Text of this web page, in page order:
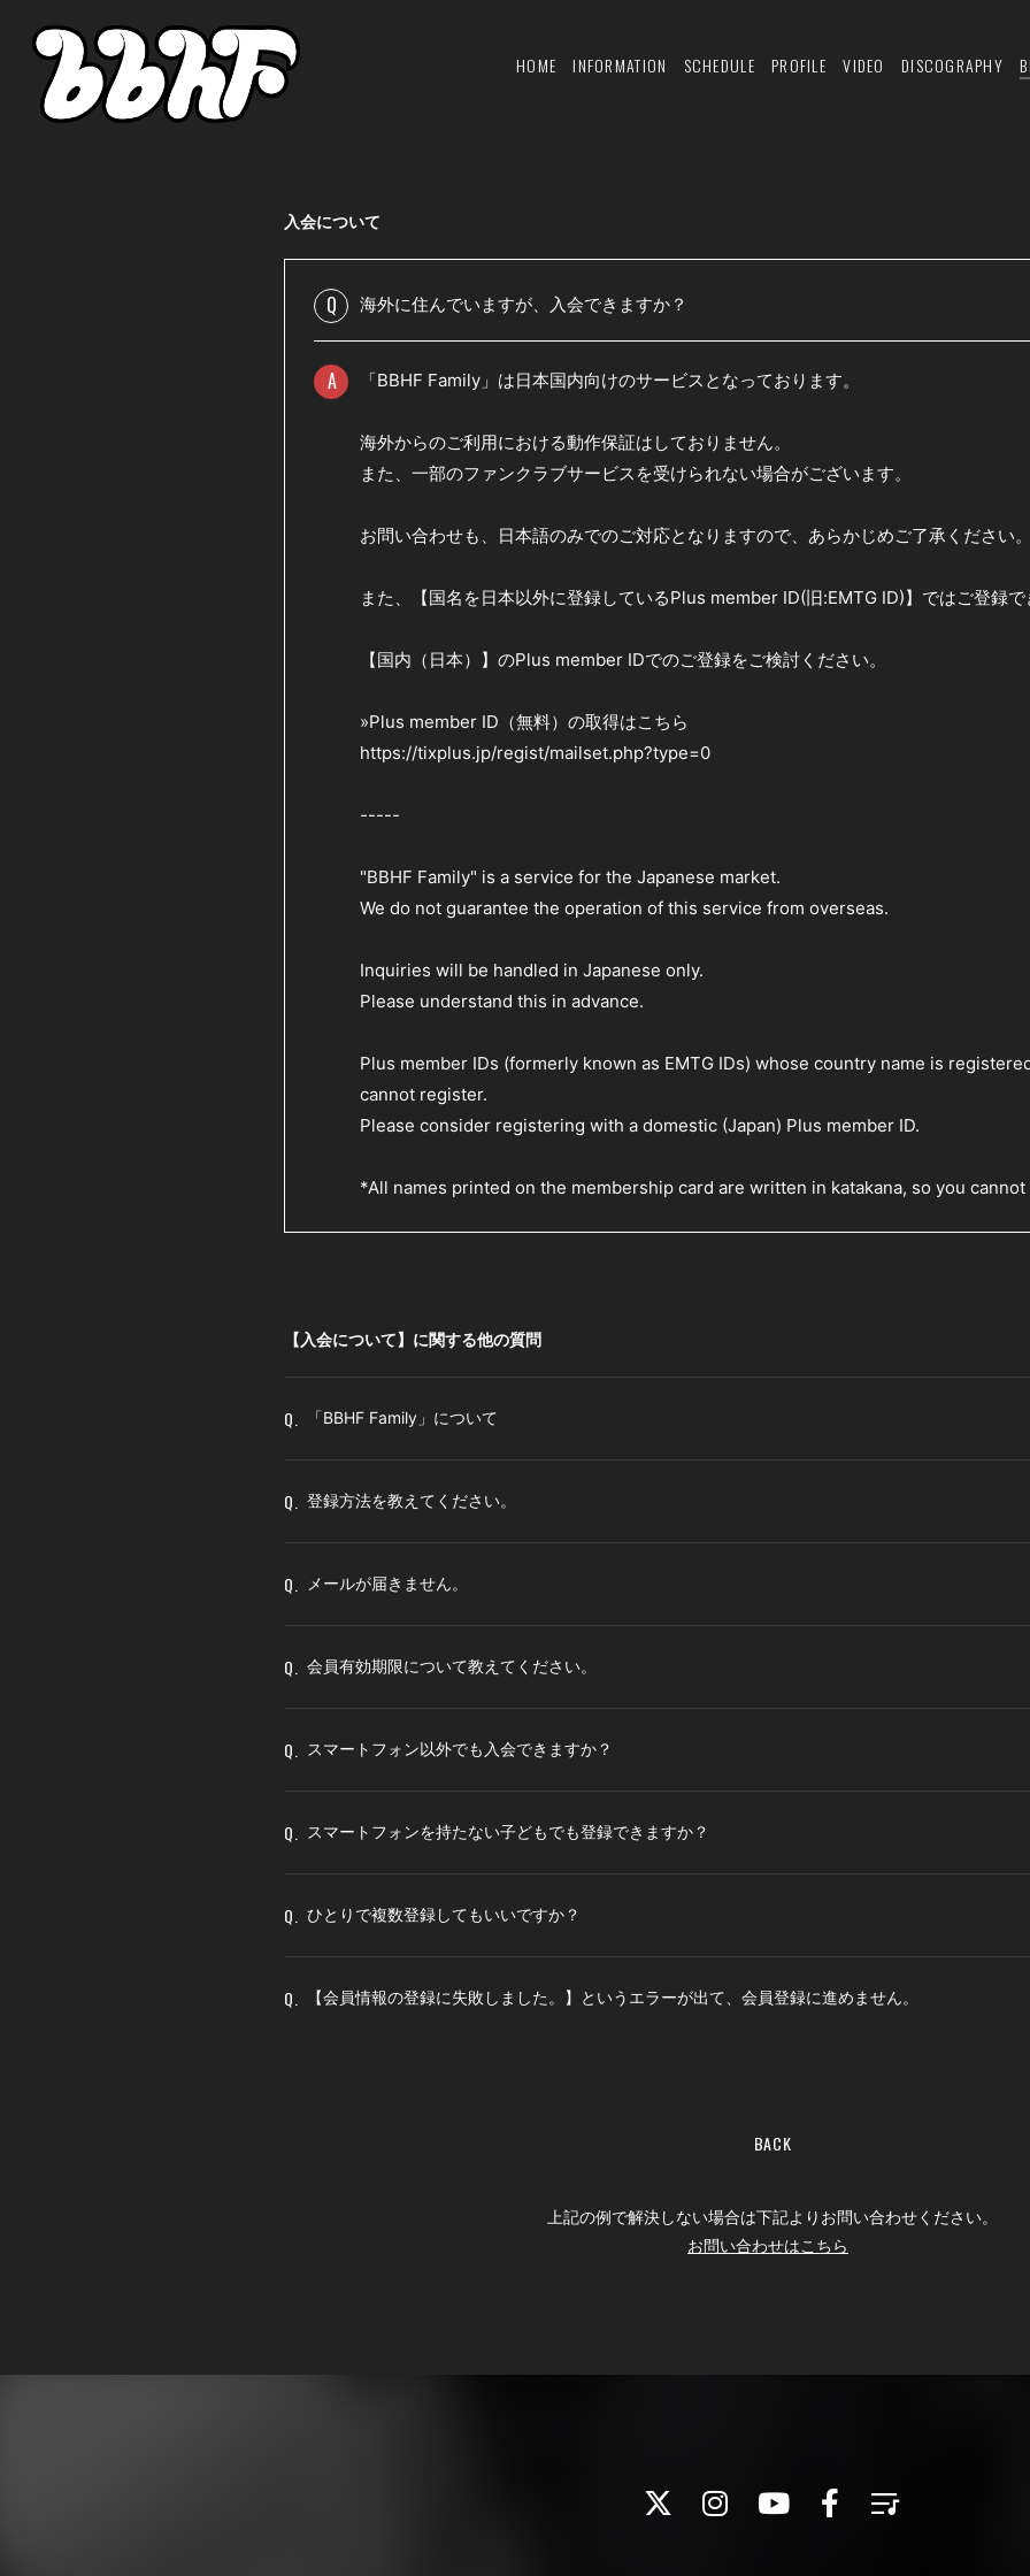
HOME INFORMATION SCHEDULE PROFILE VIDEO DISCOGRAPHY
入会について
Q 海外に住んでいますが、入会できますか？
A 「BBHF Family」は日本国内向けのサービスとなっております。
海外からのご利用における動作保証はしておりません。
また、一部のファンクラブサービスを受けられない場合がございます。
お問い合わせも、日本語のみでのご対応となりますので、あらかじめご了承ください。
また、【国名を日本以外に登録しているPlus member ID(旧:EMTG ID)】ではご登録で
【国内（日本）】のPlus member IDでのご登録をご検討ください。
»Plus member ID（無料）の取得はこちら
https://tixplus.jp/regist/mailset.php?type=0
-----
"BBHF Family" is a service for the Japanese market.
We do not guarantee the operation of this service from overseas.
Inquiries will be handled in Japanese only.
Please understand this in advance.
Plus member IDs (formerly known as EMTG IDs) whose country name is
cannot register.
Please consider registering with a domestic (Japan) Plus member ID.
*All names printed on the membership card are written in katakana, so you
【入会について】に関する他の質問
Q. 「BBHF Family」について
Q. 登録方法を教えてください。
Q. メールが届きません。
Q. 会員有効期限について教えてください。
Q. スマートフォン以外でも入会できますか？
Q. スマートフォンを持たない子どもでも登録できますか？
Q. ひとりで複数登録してもいいですか？
Q. 【会員情報の登録に失敗しました。】というエラーが出て、会員登録に進めません。
BACK
上記の例で解決しない場合は下記よりお問い合わせください。
お問い合わせはこちら